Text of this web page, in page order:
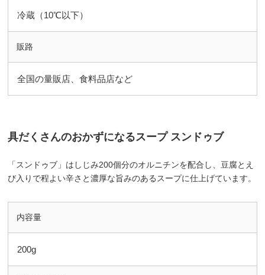
冷蔵（10℃以下）
販路
全国の量販店、食料品店など
具だくさんのおかずになるスープ スンドゥブ
「スンドゥブ」はしじみ200個分のオルニチンを配合し、豆腐とえ
び入りで程よい辛さと濃厚な旨みのあるスープに仕上げています。
内容量
200g